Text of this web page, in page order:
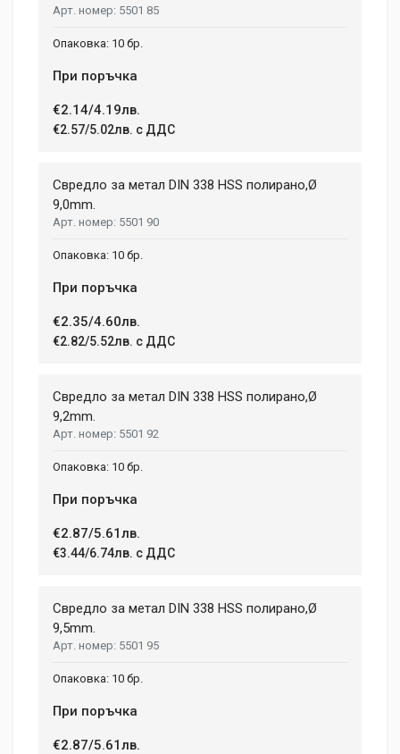
5501 85
10 бр.
При поръчка
€2.14/4.19лв.
€2.57/5.02лв. с ДДС
Свредло за метал DIN 338 HSS полирано,Ø
9,0mm.
5501 90
10 бр.
При поръчка
€2.35/4.60лв.
€2.82/5.52лв. с ДДС
Свредло за метал DIN 338 HSS полирано,Ø
9,2mm.
5501 92
10 бр.
При поръчка
€2.87/5.61лв.
€3.44/6.74лв. с ДДС
Свредло за метал DIN 338 HSS полирано,Ø
9,5mm.
5501 95
10 бр.
При поръчка
€2.87/5.61лв.